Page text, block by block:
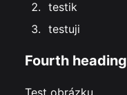
testik
testuji
Fourth heading
Test obrázku